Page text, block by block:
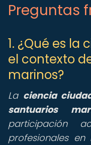
Preguntas
1. ¿Qué es
el contexto
marinos?
La ciencia
santuarios
participación
profesionales